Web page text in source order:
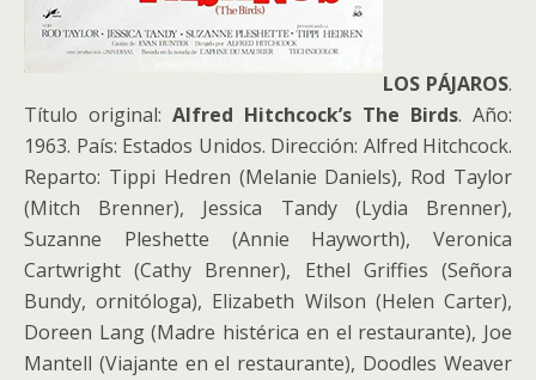
LOS PÁJAROS.
Título original: Alfred Hitchcock’s The Birds. Año:
1963. País: Estados Unidos. Dirección: Alfred Hitchcock.
Reparto: Tippi Hedren (Melanie Daniels), Rod Taylor
(Mitch Brenner), Jessica Tandy (Lydia Brenner),
Suzanne Pleshette (Annie Hayworth), Veronica
Cartwright (Cathy Brenner), Ethel Griffies (Señora
Bundy, ornitóloga), Elizabeth Wilson (Helen Carter),
Doreen Lang (Madre histérica en el restaurante), Joe
Mantell (Viajante en el restaurante), Doodles Weaver